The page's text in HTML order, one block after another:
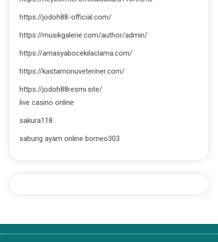
https://jodoh88-official.com/
https://musikgalerie.com/author/admin/
https://amasyabocekilaclama.com/
https://kastamonuveteriner.com/
https://jodoh88resmi.site/
live casino online
sakura118
sabung ayam online borneo303